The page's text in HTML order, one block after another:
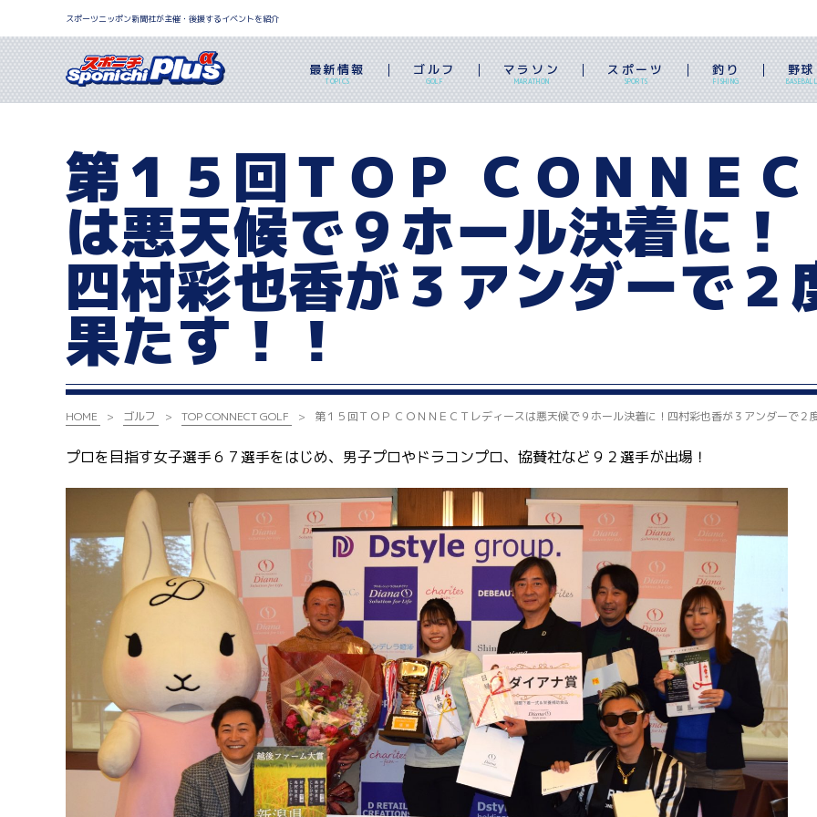
スポーツニッポン新聞社が主催・後援するイベントを紹介
最新情報
TOPICS
ゴルフ
GOLF
マラソン
MARATHON
スポーツ
SPORTS
釣り
FISHING
野球
BASEBALL
第１５回ＴＯＰ ＣＯＮＮＥ
は悪天候で９ホール決着に！
四村彩也香が３アンダーで２
果たす！！
HOME ゴルフ TOP CONNECT GOLF 第１５回ＴＯＰ ＣＯＮＮＥＣＴレディースは悪天候で９ホール決着に！ 四村彩也香が３アンダーで２
プロを目指す女子選手６７選手をはじめ、男子プロやドラコンプロ、協賛社など９２選手が出場！